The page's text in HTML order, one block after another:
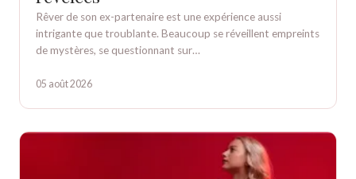
Rêver de son ex-partenaire est une expérience aussi
intrigante que troublante. Beaucoup se réveillent empreints
de mystères, se questionnant sur…
05 août 2026